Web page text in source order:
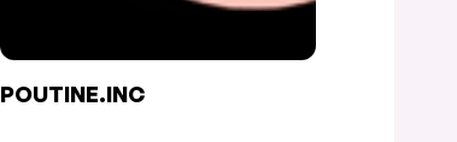
POUTINE.INC